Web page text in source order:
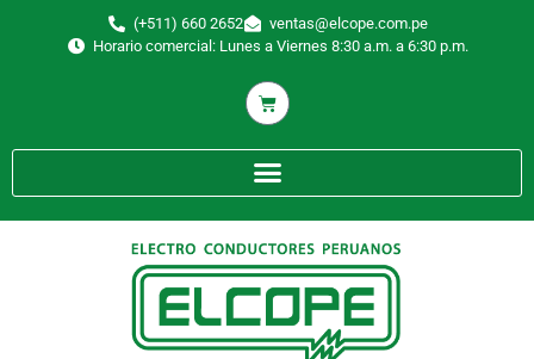
(+511) 660 2652
ventas@elcope.com.pe
Horario comercial: Lunes a Viernes 8:30 a.m. a 6:30 p.m.